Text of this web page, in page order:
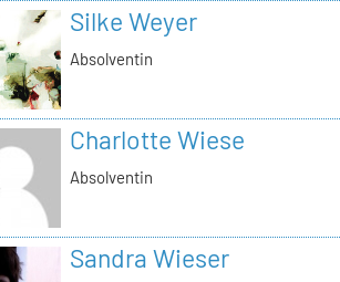
Silke Weyer
Absolventin
Charlotte Wiese
Absolventin
Sandra Wieser